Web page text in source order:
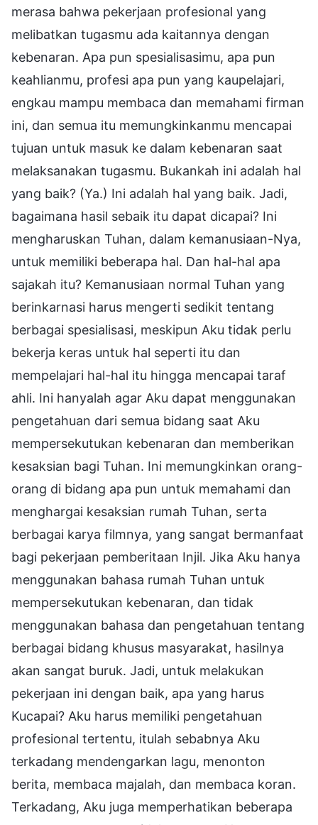
merasa bahwa pekerjaan profesional yang
melibatkan tugasmu ada kaitannya dengan
kebenaran. Apa pun spesialisasimu, apa pun
keahlianmu, profesi apa pun yang kaupelajari,
engkau mampu membaca dan memahami firman
ini, dan semua itu memungkinkanmu mencapai
tujuan untuk masuk ke dalam kebenaran saat
melaksanakan tugasmu. Bukankah ini adalah hal
yang baik? (Ya.) Ini adalah hal yang baik. Jadi,
bagaimana hasil sebaik itu dapat dicapai? Ini
mengharuskan Tuhan, dalam kemanusiaan-Nya,
untuk memiliki beberapa hal. Dan hal-hal apa
sajakah itu? Kemanusiaan normal Tuhan yang
berinkarnasi harus mengerti sedikit tentang
berbagai spesialisasi, meskipun Aku tidak perlu
bekerja keras untuk hal seperti itu dan
mempelajari hal-hal itu hingga mencapai taraf
ahli. Ini hanyalah agar Aku dapat menggunakan
pengetahuan dari semua bidang saat Aku
mempersekutukan kebenaran dan memberikan
kesaksian bagi Tuhan. Ini memungkinkan orang-
orang di bidang apa pun untuk memahami dan
menghargai kesaksian rumah Tuhan, serta
berbagai karya filmnya, yang sangat bermanfaat
bagi pekerjaan pemberitaan Injil. Jika Aku hanya
menggunakan bahasa rumah Tuhan untuk
mempersekutukan kebenaran, dan tidak
menggunakan bahasa dan pengetahuan tentang
berbagai bidang khusus masyarakat, hasilnya
akan sangat buruk. Jadi, untuk melakukan
pekerjaan ini dengan baik, apa yang harus
Kucapai? Aku harus memiliki pengetahuan
profesional tertentu, itulah sebabnya Aku
terkadang mendengarkan lagu, menonton
berita, membaca majalah, dan membaca koran.
Terkadang, Aku juga memperhatikan beberapa